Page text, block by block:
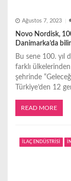
Ağustos 7, 2023
Novo Nordisk,
Danimarka’da
Bu sene 100. yıl
farklı
şehrinde
Türkiye’den 12
READ MORE
İLAÇ ENDÜSTRİSİ